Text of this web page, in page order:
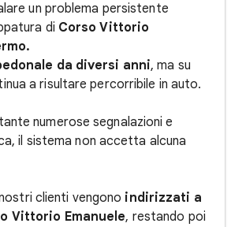
un problema persistente
di Corso Vittorio
da diversi anni, ma su
a risultare percorribile in auto.
numerose segnalazioni e
il sistema non accetta alcuna
clienti vengono indirizzati a
Vittorio Emanuele, restando poi